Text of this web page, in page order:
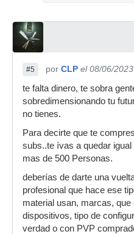
#5 por CLP el 08/06/2023
te falta dinero, te sobra
sobredimensionando tu
no tienes.
Para decirte que te
subs..te ívas a quedar
mas de 500 Personas.
deberías de darte una
profesional que hace ese
material usan, marcas,
dispositivos, tipo de
verdad o con PVP